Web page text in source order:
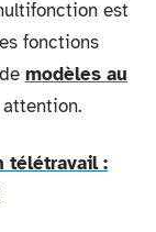
est
fonctions
modèles au
attention.
télétravail :